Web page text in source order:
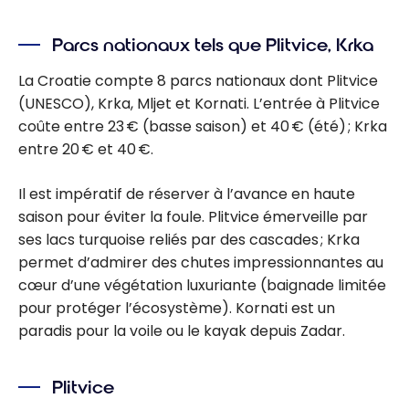
Parcs nationaux tels que Plitvice, Krka
La Croatie compte 8 parcs nationaux dont Plitvice
(UNESCO), Krka, Mljet et Kornati. L’entrée à Plitvice
coûte entre 23 € (basse saison) et 40 € (été) ; Krka
entre 20 € et 40 €.
Il est impératif de réserver à l’avance en haute
saison pour éviter la foule. Plitvice émerveille par
ses lacs turquoise reliés par des cascades ; Krka
permet d’admirer des chutes impressionnantes au
cœur d’une végétation luxuriante (baignade limitée
pour protéger l’écosystème). Kornati est un
paradis pour la voile ou le kayak depuis Zadar.
Plitvice